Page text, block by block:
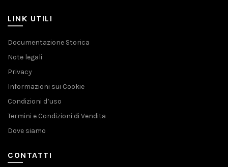
LINK UTILI
Documentazione Storica
Note legali
Privacy
Informazioni sui Cookie
Condizioni d’uso
Termini e Condizioni di Vendita
Dove siamo
CONTATTI